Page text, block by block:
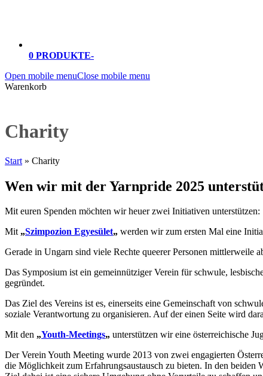
0 PRODUKTE-
Open mobile menuClose mobile menu
Warenkorb
Charity
Start » Charity
Wen wir mit der Yarnpride 2025
Mit euren Spenden möchten wir heuer zwei Initiativen unterstützen:
Mit „Szimpozion Egyesület„ werden wir zum ersten Mal eine
Gerade in Ungarn sind viele Rechte queerer Personen mittlerweile
Das Symposium ist ein gemeinnütziger Verein für schwule,
gegründet.
Das Ziel des Vereins ist es, einerseits eine Gemeinschaft von
soziale Verantwortung zu organisieren. Auf der einen Seite wird
Mit den „Youth-Meetings„ unterstützen wir eine österreichische
Der Verein Youth Meeting wurde 2013 von zwei engagierten
die Möglichkeit zum Erfahrungsaustausch zu bieten. In den beiden